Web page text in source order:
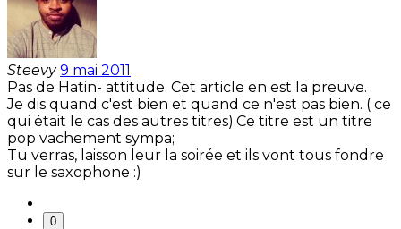
Steevy 9 mai 2011
Pas de Hatin- attitude. Cet article en est la preuve.
Je dis quand c'est bien et quand ce n'est pas bien. ( ce
qui était le cas des autres titres).Ce titre est un titre
pop vachement sympa;
Tu verras, laisson leur la soirée et ils vont tous fondre
sur le saxophone :)
0